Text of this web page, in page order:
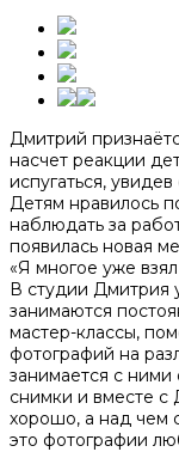
Дмитрий
насчет реакции
испугаться,
Детям нравилось
наблюдать за
появилась новая
«Я многое уже
В студии Дмитрия
занимаются
мастер-классы,
фотографий на
занимается с
снимки и вместе с
хорошо, а над чем
это фотографии